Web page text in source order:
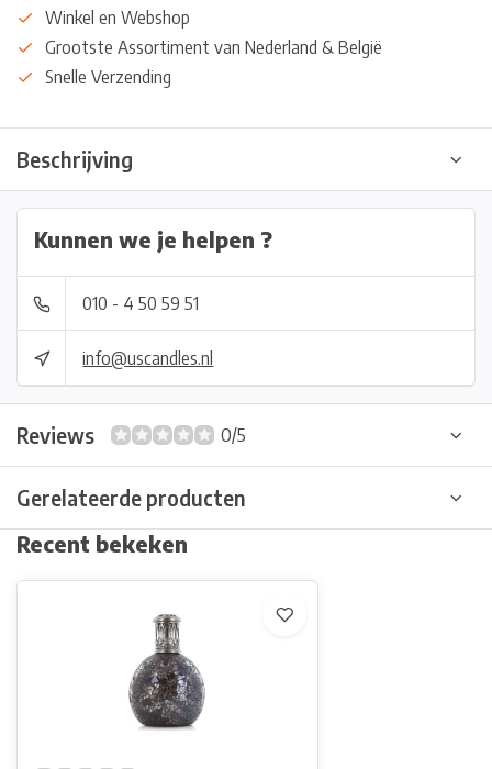
Winkel en Webshop
Grootste Assortiment van Nederland & België
Snelle Verzending
Beschrijving
Kunnen we je helpen ?
010 - 4 50 59 51
info@uscandles.nl
Reviews 0/5
Gerelateerde producten
Recent bekeken